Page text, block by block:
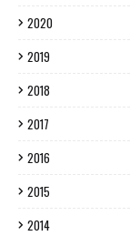
2020
2019
2018
2017
2016
2015
2014